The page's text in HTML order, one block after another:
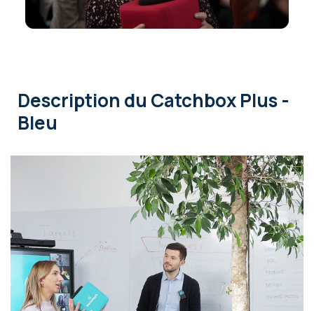
Description du Catchbox Plus -
Bleu